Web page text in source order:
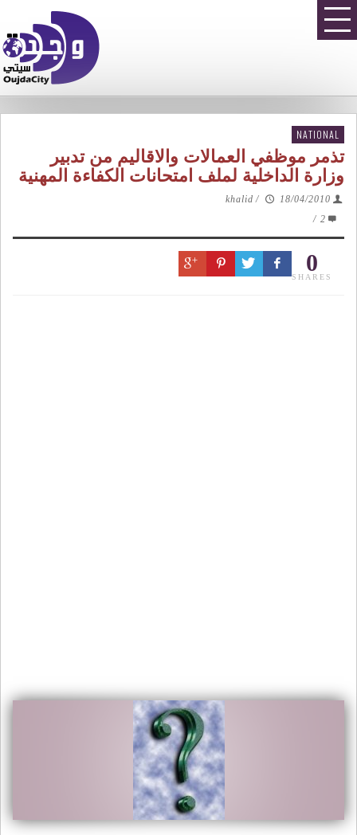
NATIONAL
تذمر موظفي العمالات والاقاليم من تدبير
وزارة الداخلية لملف امتحانات الكفاءة المهنية
khalid /
18/04/2010
2
/
0
SHARES